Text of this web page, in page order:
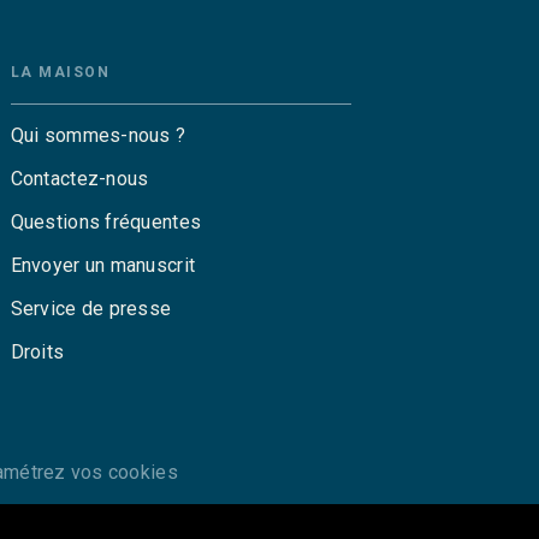
LA MAISON
Qui sommes-nous ?
Contactez-nous
Questions fréquentes
Envoyer un manuscrit
Service de presse
Droits
vos cookies